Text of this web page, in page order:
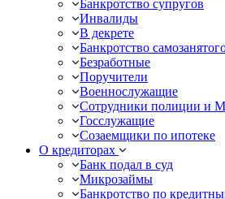
Банкротство супругов
Инвалиды
В декрете
Банкротство
Безработные
Поручители
Военнослужащие
Сотрудники полиции и
Госслужащие
Созаемщики по ипотеке
О кредиторах
Банк подал в суд
Микрозаймы
Банкротство по